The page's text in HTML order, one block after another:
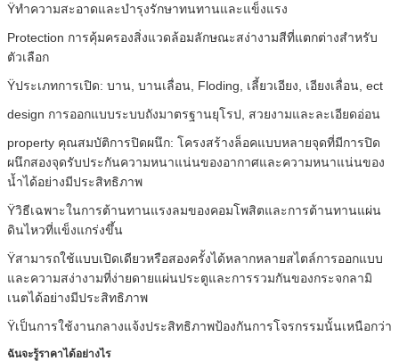
Ÿทำความสะอาดและบำรุงรักษาทนทานและแข็งแรง
Protection การคุ้มครองสิ่งแวดล้อมลักษณะสง่างามสีที่แตกต่างสำหรับ
ตัวเลือก
Ÿประเภทการเปิด: บาน, บานเลื่อน, Floding, เลี้ยวเอียง, เอียงเลื่อน, ect
design การออกแบบระบบถังมาตรฐานยุโรป, สวยงามและละเอียดอ่อน
property คุณสมบัติการปิดผนึก: โครงสร้างล็อคแบบหลายจุดที่มีการปิด
ผนึกสองจุดรับประกันความหนาแน่นของอากาศและความหนาแน่นของ
น้ำได้อย่างมีประสิทธิภาพ
Ÿวิธีเฉพาะในการต้านทานแรงลมของคอมโพสิตและการต้านทานแผ่น
ดินไหวที่แข็งแกร่งขึ้น
Ÿสามารถใช้แบบเปิดเดียวหรือสองครั้งได้หลากหลายสไตล์การออกแบบ
และความสง่างามที่ง่ายดายแผ่นประตูและการรวมกันของกระจกลามิ
เนตได้อย่างมีประสิทธิภาพ
Ÿเป็นการใช้งานกลางแจ้งประสิทธิภาพป้องกันการโจรกรรมนั้นเหนือกว่า
ฉันจะรู้ราคาได้อย่างไร